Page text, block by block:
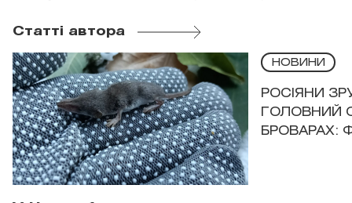
Статті автора
НОВИНИ
РОСІЯНИ
ГОЛОВНИЙ
БРОВАРАХ: